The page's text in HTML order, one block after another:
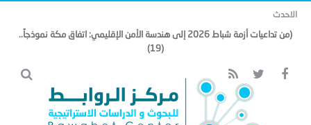
الاحدث
(من تداعيات أزمة شباط 2026 إلى هندسة الأمن الإقليمي: اتفاق مكة نموذجاً..
(19)